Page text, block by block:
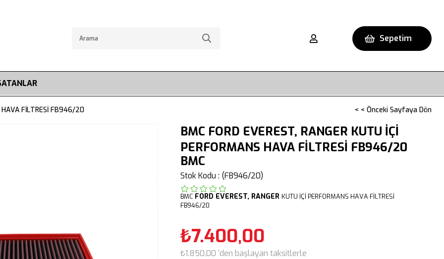
Sepetim
HAVA FİLTRESİ FB946/20 < < Önceki Sayfaya Dön
BMC FORD EVEREST, RANGER KUTU İÇİ
PERFORMANS HAVA FİLTRESİ FB946/20
BMC
Stok Kodu (FB946/20)
BMC FORD EVEREST, RANGER KUTU İÇİ PERFORMANS HAVA FİLTRESİ
FB946/20
₺7.400,00
₺1.850,00 'den başlayan taksitlerle